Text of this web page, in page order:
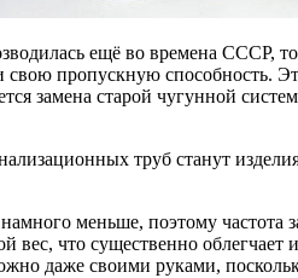
ещё во времена СССР,
пропускную способность.
замена старой чугунной
труб станут
меньше, поэтому частота
вес, что существенно облегчает
даже своими руками,